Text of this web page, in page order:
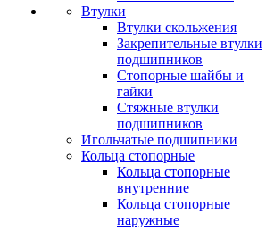
Втулки
Втулки скольжения
Закрепительные втулки
подшипников
Стопорные шайбы и
гайки
Стяжные втулки
подшипников
Игольчатые подшипники
Кольца стопорные
Кольца стопорные
внутренние
Кольца стопорные
наружные